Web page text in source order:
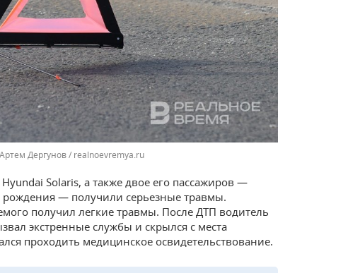
Артем Дергунов / realnoevremya.ru
Solaris, а также двое его пассажиров —
— получили серьезные травмы.
получил легкие травмы. После ДТП водитель
экстренные службы и скрылся с места
проходить медицинское освидетельствование.